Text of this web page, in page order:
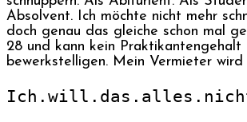
Absolvent. Ich möchte nicht mehr
doch genau das gleiche schon mal
28 und kann kein Praktikantengehalt
bewerkstelligen. Mein Vermieter wird